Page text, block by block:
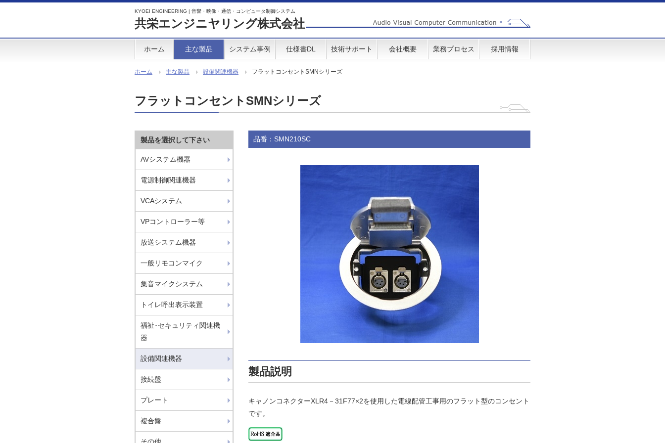
KYOEI ENGINEERING | 音響・映像・通信・コンピュータ制御システム
共栄エンジニヤリング株式会社
ホーム 主な製品 システム事例 仕様書DL 技術サポート 会社概要 業務プロセス 採用情報
ホーム 主な製品 設備関連機器 フラットコンセントSMNシリーズ
フラットコンセントSMNシリーズ
製品を選択して下さい
AVシステム機器
電源制御関連機器
VCAシステム
VPコントローラー等
放送システム機器
一般リモコンマイク
集音マイクシステム
トイレ呼出表示装置
福祉･セキュリティ関連機
器
設備関連機器
接続盤
プレート
複合盤
品番：SMN210SC
製品説明
キャノンコネクターXLR4－31F77×2を使用した電線配管工事用のフラット型のコンセント
です。